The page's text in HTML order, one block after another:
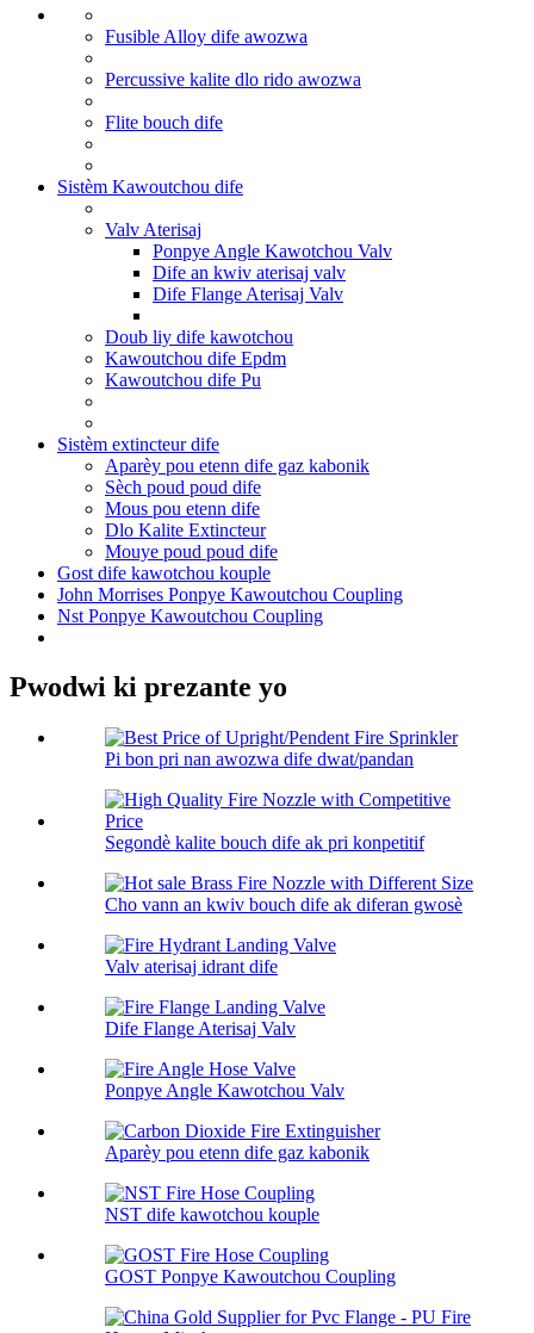
Fusible Alloy dife awozwa
Percussive kalite dlo rido awozwa
Flite bouch dife
Sistèm Kawoutchou dife
Valv Aterisaj
Ponpye Angle Kawotchou Valv
Dife an kwiv aterisaj valv
Dife Flange Aterisaj Valv
Doub liy dife kawotchou
Kawoutchou dife Epdm
Kawoutchou dife Pu
Sistèm extincteur dife
Aparèy pou etenn dife gaz kabonik
Sèch poud poud dife
Mous pou etenn dife
Dlo Kalite Extincteur
Mouye poud poud dife
Gost dife kawotchou kouple
John Morrises Ponpye Kawoutchou Coupling
Nst Ponpye Kawoutchou Coupling
Pwodwi ki prezante yo
Pi bon pri nan awozwa dife dwat/pandan
Segondè kalite bouch dife ak pri konpetitif
Cho vann an kwiv bouch dife ak diferan gwosè
Valv aterisaj idrant dife
Dife Flange Aterisaj Valv
Ponpye Angle Kawotchou Valv
Aparèy pou etenn dife gaz kabonik
NST dife kawotchou kouple
GOST Ponpye Kawoutchou Coupling